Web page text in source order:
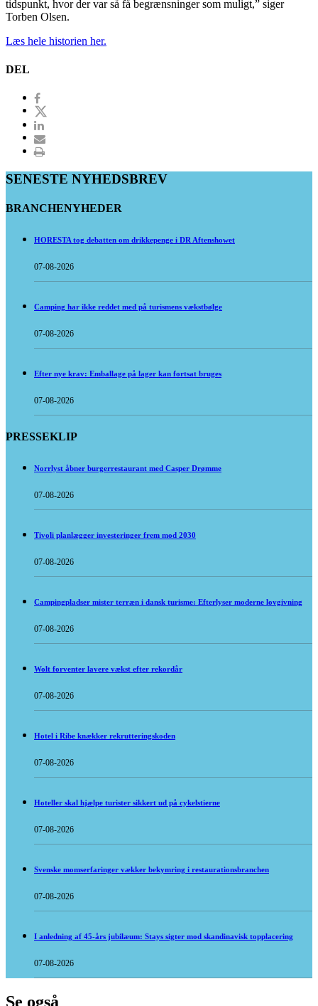
tidspunkt, hvor der var så få begrænsninger som muligt,” siger
Torben Olsen.
Læs hele historien her.
DEL
SENESTE NYHEDSBREV
BRANCHENYHEDER
HORESTA tog debatten om drikkepenge i DR Aftenshowet
07-08-2026
Camping har ikke reddet med på turismens vækstbølge
07-08-2026
Efter nye krav: Emballage på lager kan fortsat bruges
07-08-2026
PRESSEKLIP
Norrlyst åbner burgerrestaurant med Casper Drømme
07-08-2026
Tivoli planlægger investeringer frem mod 2030
07-08-2026
Campingpladser mister terræn i dansk turisme: Efterlyser moderne lovgivning
07-08-2026
Wolt forventer lavere vækst efter rekordår
07-08-2026
Hotel i Ribe knækker rekrutteringskoden
07-08-2026
Hoteller skal hjælpe turister sikkert ud på cykelstierne
07-08-2026
Svenske momserfaringer vækker bekymring i restaurationsbranchen
07-08-2026
I anledning af 45-års jubilæum: Stays sigter mod skandinavisk topplacering
07-08-2026
Se også